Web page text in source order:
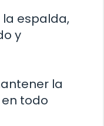
espalda,
y
la
todo